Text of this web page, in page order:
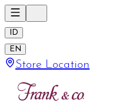
ID
EN
Store Location